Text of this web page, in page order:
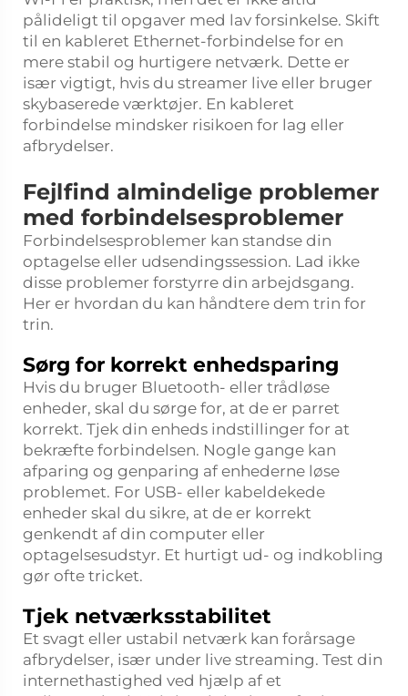
pålideligt til opgaver med lav forsinkelse. Skift
til en kableret Ethernet-forbindelse for en
mere stabil og hurtigere netværk. Dette er
især vigtigt, hvis du streamer live eller bruger
skybaserede værktøjer. En kableret
forbindelse mindsker risikoen for lag eller
afbrydelser.
Fejlfind almindelige problemer
med forbindelsesproblemer
Forbindelsesproblemer kan standse din
optagelse eller udsendingssession. Lad ikke
disse problemer forstyrre din arbejdsgang.
Her er hvordan du kan håndtere dem trin for
trin.
Sørg for korrekt enhedsparing
Hvis du bruger Bluetooth- eller trådløse
enheder, skal du sørge for, at de er parret
korrekt. Tjek din enheds indstillinger for at
bekræfte forbindelsen. Nogle gange kan
afparing og genparing af enhederne løse
problemet. For USB- eller kabeldekede
enheder skal du sikre, at de er korrekt
genkendt af din computer eller
optagelsesudstyr. Et hurtigt ud- og indkobling
gør ofte tricket.
Tjek netværksstabilitet
Et svagt eller ustabil netværk kan forårsage
afbrydelser, især under live streaming. Test din
internethastighed ved hjælp af et